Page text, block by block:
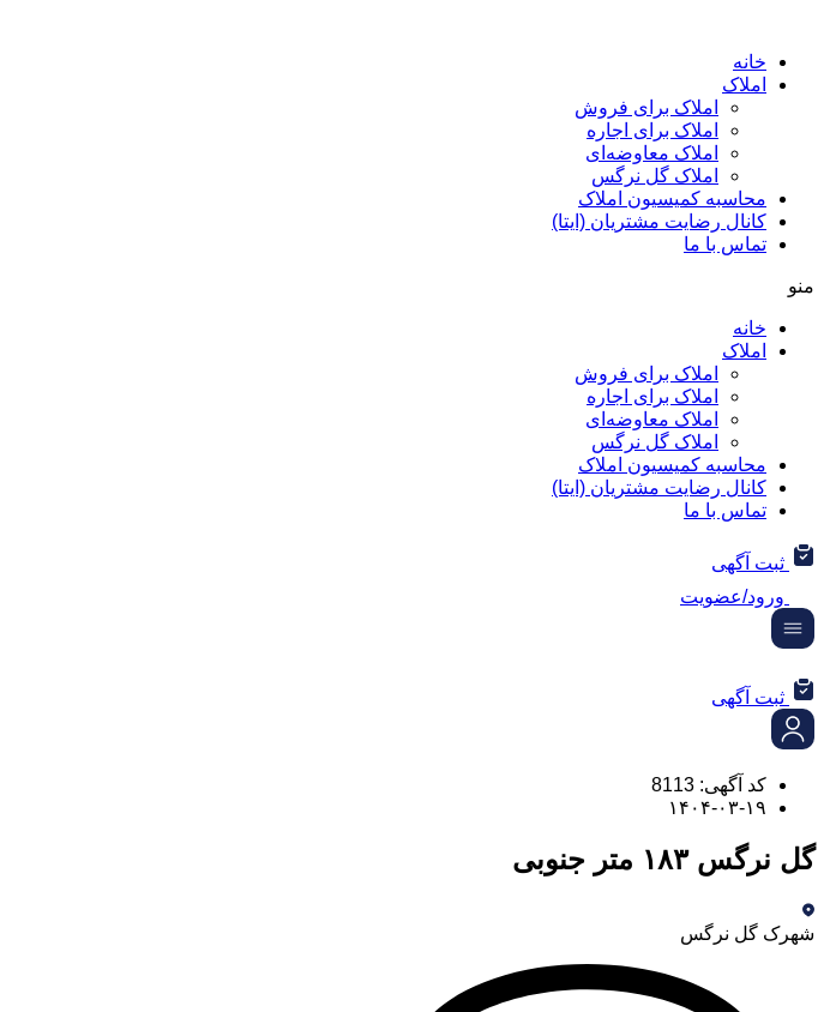
محتوا
خانه
املاک
املاک برای فروش
املاک برای اجاره
املاک معاوضه‌ای
املاک گل نرگس
محاسبه کمیسیون املاک
کانال رضایت مشتریان (ایتا)
تماس با ما
منو
خانه
املاک
املاک برای فروش
املاک برای اجاره
املاک معاوضه‌ای
املاک گل نرگس
محاسبه کمیسیون املاک
کانال رضایت مشتریان (ایتا)
تماس با ما
ثبت آگهی
ورود/عضویت
ثبت آگهی
کد آگهی: 8113
۱۴۰۴-۰۳-۱۹
گل نرگس ۱۸۳ متر جنوبی
شهرک گل نرگس